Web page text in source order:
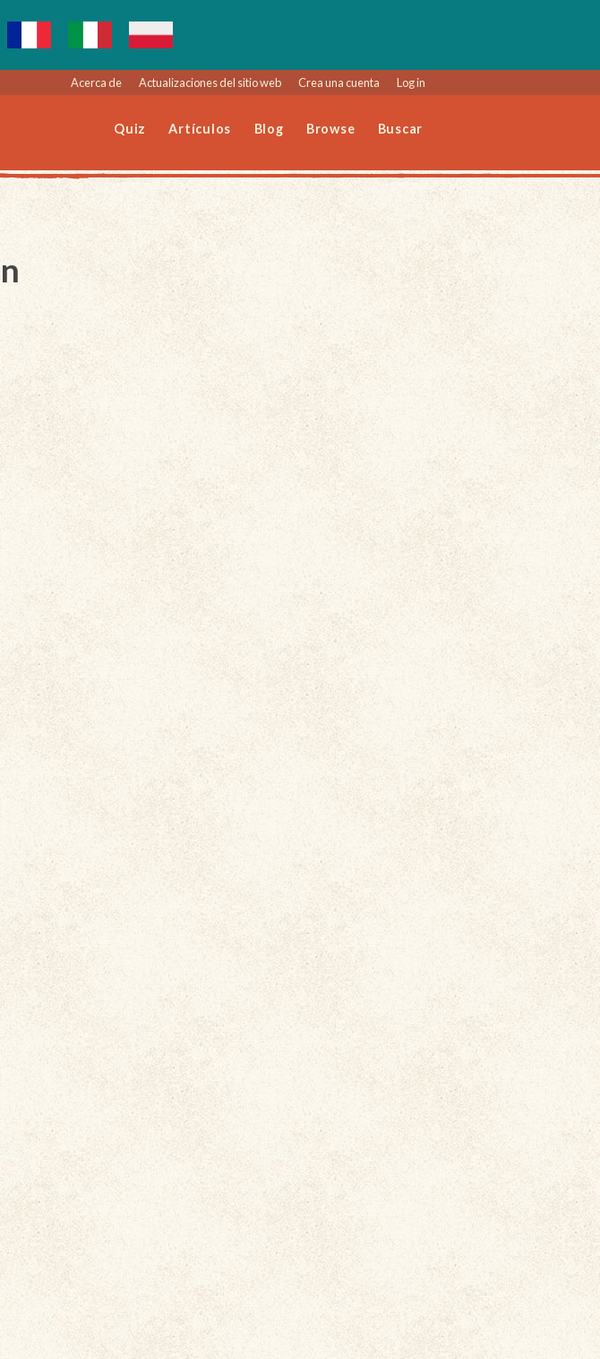
Acerca de Actualizaciones del sitio web Crea una cuenta Log in
Quiz Artículos Blog Browse Buscar